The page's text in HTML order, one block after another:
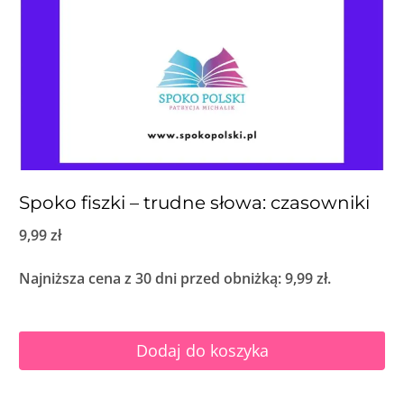
Spoko fiszki – trudne słowa: czasowniki
9,99zł
Najniższa cena z 30 dni przed obniżką:9,99zł.
Dodaj do koszyka